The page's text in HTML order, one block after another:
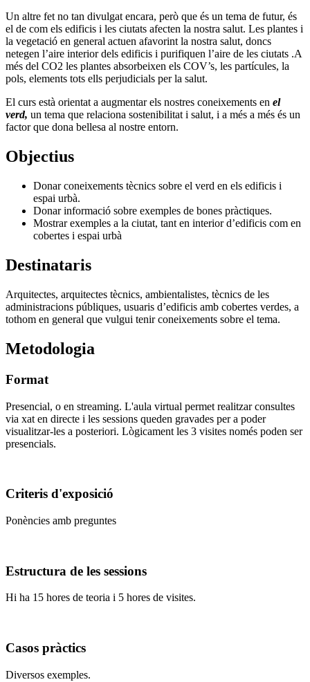
Un altre fet no tan divulgat encara, però que és un tema de futur, és
el de com els edificis i les ciutats afecten la nostra salut. Les plantes i
la vegetació en general actuen afavorint la nostra salut, doncs
netegen l’aire interior dels edificis i purifiquen l’aire de les ciutats .A
més del CO2 les plantes absorbeixen els COV’s, les partícules, la
pols, elements tots ells perjudicials per la salut.
El curs està orientat a augmentar els nostres coneixements en el
verd, un tema que relaciona sostenibilitat i salut, i a més a més és un
factor que dona bellesa al nostre entorn.
Objectius
Donar coneixements tècnics sobre el verd en els edificis i
espai urbà.
Donar informació sobre exemples de bones pràctiques.
Mostrar exemples a la ciutat, tant en interior d’edificis com en
cobertes i espai urbà
Destinataris
Arquitectes, arquitectes tècnics, ambientalistes, tècnics de les
administracions públiques, usuaris d’edificis amb cobertes verdes, a
tothom en general que vulgui tenir coneixements sobre el tema.
Metodologia
Format
Presencial, o en streaming. L'aula virtual permet realitzar consultes
via xat en directe i les sessions queden gravades per a poder
visualitzar-les a posteriori. Lògicament les 3 visites només poden ser
presencials.
Criteris d'exposició
Ponències amb preguntes
Estructura de les sessions
Hi ha 15 hores de teoria i 5 hores de visites.
Casos pràctics
Diversos exemples.